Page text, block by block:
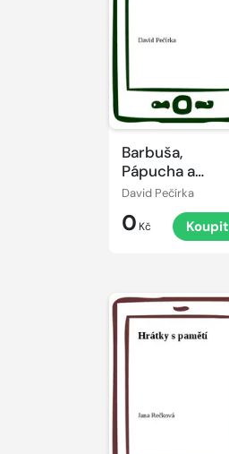
Barbuša,
Pápucha a
větrný mlýn
David Pečírka
0 Kč Koupit